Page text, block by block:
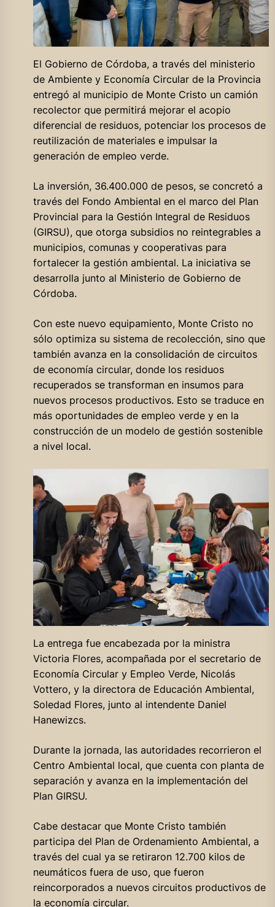
El Gobierno de Córdoba, a través del ministerio
de Ambiente y Economía Circular de la Provincia
entregó al municipio de Monte Cristo un camión
recolector que permitirá mejorar el acopio
diferencial de residuos, potenciar los procesos de
reutilización de materiales e impulsar la
generación de empleo verde.
La inversión, 36.400.000 de pesos, se concretó a
través del Fondo Ambiental en el marco del Plan
Provincial para la Gestión Integral de Residuos
(GIRSU), que otorga subsidios no reintegrables a
municipios, comunas y cooperativas para
fortalecer la gestión ambiental. La iniciativa se
desarrolla junto al Ministerio de Gobierno de
Córdoba.
Con este nuevo equipamiento, Monte Cristo no
sólo optimiza su sistema de recolección, sino que
también avanza en la consolidación de circuitos
de economía circular, donde los residuos
recuperados se transforman en insumos para
nuevos procesos productivos. Esto se traduce en
más oportunidades de empleo verde y en la
construcción de un modelo de gestión sostenible
a nivel local.
La entrega fue encabezada por la ministra
Victoria Flores, acompañada por el secretario de
Economía Circular y Empleo Verde, Nicolás
Vottero, y la directora de Educación Ambiental,
Soledad Flores, junto al intendente Daniel
Hanewizcs.
Durante la jornada, las autoridades recorrieron el
Centro Ambiental local, que cuenta con planta de
separación y avanza en la implementación del
Plan GIRSU.
Cabe destacar que Monte Cristo también
participa del Plan de Ordenamiento Ambiental, a
través del cual ya se retiraron 12.700 kilos de
neumáticos fuera de uso, que fueron
reincorporados a nuevos circuitos productivos de
la economía circular.